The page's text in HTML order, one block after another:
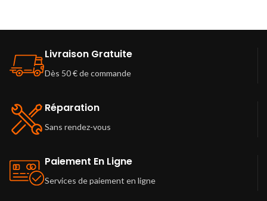
Livraison Gratuite
Dès 50 € de commande
Réparation
Sans rendez-vous
Paiement En Ligne
Services de paiement en ligne